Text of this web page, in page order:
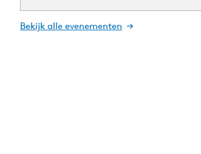
Bekijk alle evenementen